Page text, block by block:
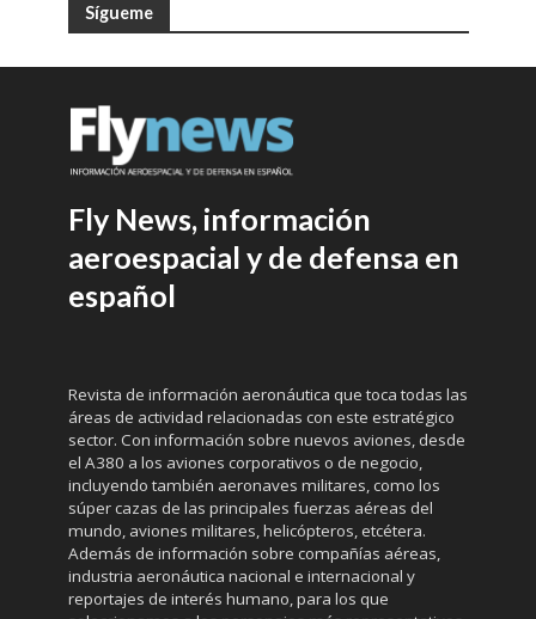
Sígueme
Fly News, información
aeroespacial y de defensa en
español
Revista de información aeronáutica que toca todas las
áreas de actividad relacionadas con este estratégico
sector. Con información sobre nuevos aviones, desde
el A380 a los aviones corporativos o de negocio,
incluyendo también aeronaves militares, como los
súper cazas de las principales fuerzas aéreas del
mundo, aviones militares, helicópteros, etcétera.
Además de información sobre compañías aéreas,
industria aeronáutica nacional e internacional y
reportajes de interés humano, para los que